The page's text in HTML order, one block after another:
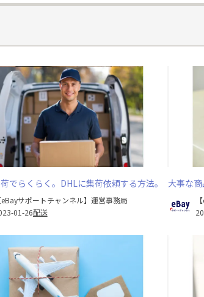
でらくらく。DHLに集荷依頼する方法。
eBayサポートチャンネル】運営事務局
01-26配送
大事な